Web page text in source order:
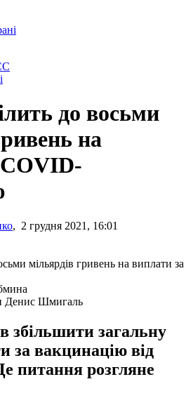
до восьми
на
, 2 грудня 2021, 16:01
Денис Шмигаль
збільшити загальну
за вакцинацію від
питання розгляне